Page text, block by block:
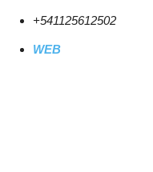
+541125612502
WEB